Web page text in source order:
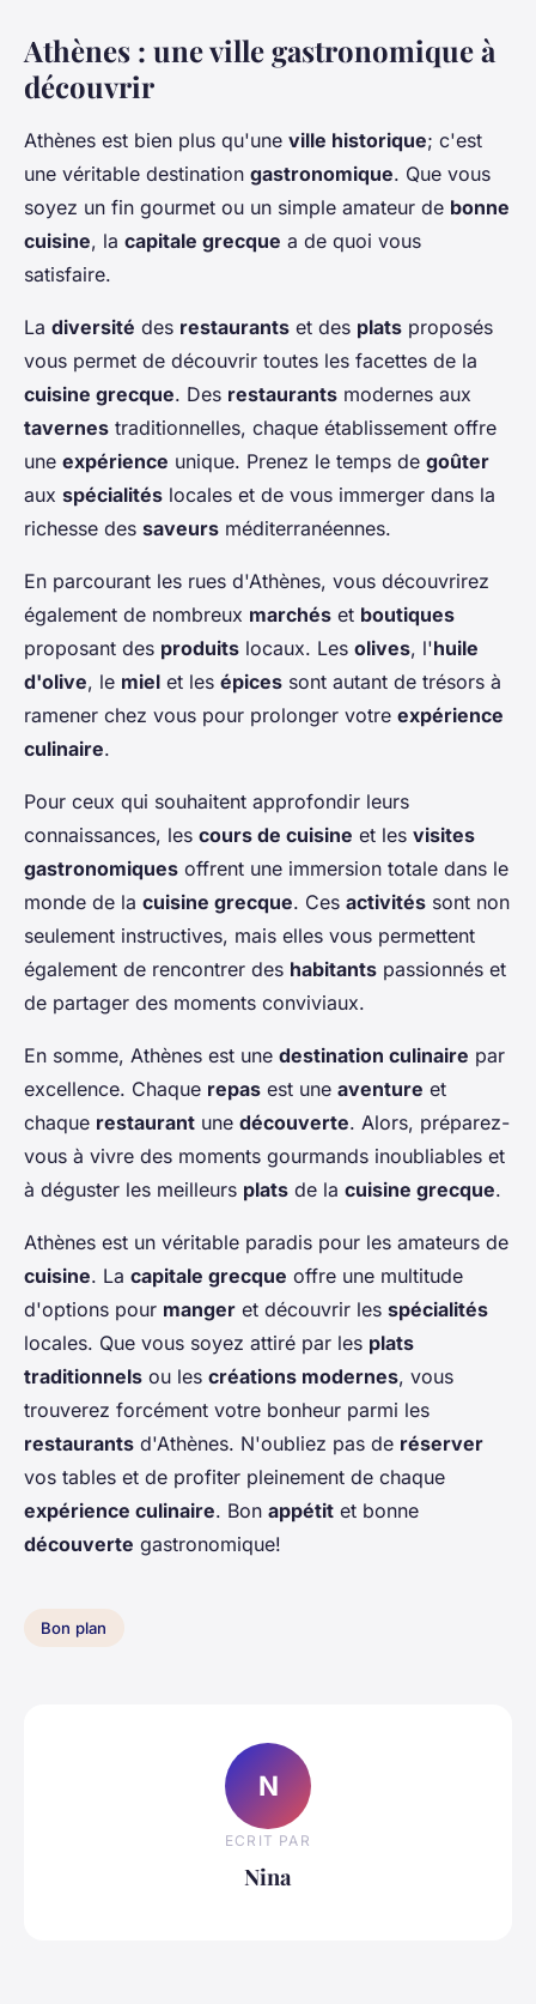
Athènes : une ville gastronomique à
découvrir
Athènes est bien plus qu'une ville historique; c'est
une véritable destination gastronomique. Que vous
soyez un fin gourmet ou un simple amateur de bonne
cuisine, la capitale grecque a de quoi vous
satisfaire.
La diversité des restaurants et des plats proposés
vous permet de découvrir toutes les facettes de la
cuisine grecque. Des restaurants modernes aux
tavernes traditionnelles, chaque établissement offre
une expérience unique. Prenez le temps de goûter
aux spécialités locales et de vous immerger dans la
richesse des saveurs méditerranéennes.
En parcourant les rues d'Athènes, vous découvrirez
également de nombreux marchés et boutiques
proposant des produits locaux. Les olives, l'huile
d'olive, le miel et les épices sont autant de trésors à
ramener chez vous pour prolonger votre expérience
culinaire.
Pour ceux qui souhaitent approfondir leurs
connaissances, les cours de cuisine et les visites
gastronomiques offrent une immersion totale dans le
monde de la cuisine grecque. Ces activités sont non
seulement instructives, mais elles vous permettent
également de rencontrer des habitants passionnés et
de partager des moments conviviaux.
En somme, Athènes est une destination culinaire par
excellence. Chaque repas est une aventure et
chaque restaurant une découverte. Alors, préparez-
vous à vivre des moments gourmands inoubliables et
à déguster les meilleurs plats de la cuisine grecque.
Athènes est un véritable paradis pour les amateurs de
cuisine. La capitale grecque offre une multitude
d'options pour manger et découvrir les spécialités
locales. Que vous soyez attiré par les plats
traditionnels ou les créations modernes, vous
trouverez forcément votre bonheur parmi les
restaurants d'Athènes. N'oubliez pas de réserver
vos tables et de profiter pleinement de chaque
expérience culinaire. Bon appétit et bonne
découverte gastronomique!
Bon plan
N
ECRIT PAR
Nina